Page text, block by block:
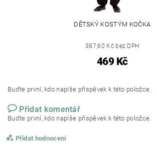
DĚTSKÝ KOSTÝM KOČKA
387,60 Kč bez DPH
469 Kč
Buďte první, kdo napíše příspěvek k této položce.
Přidat komentář
Buďte první, kdo napíše příspěvek k této položce.
Přidat hodnocení